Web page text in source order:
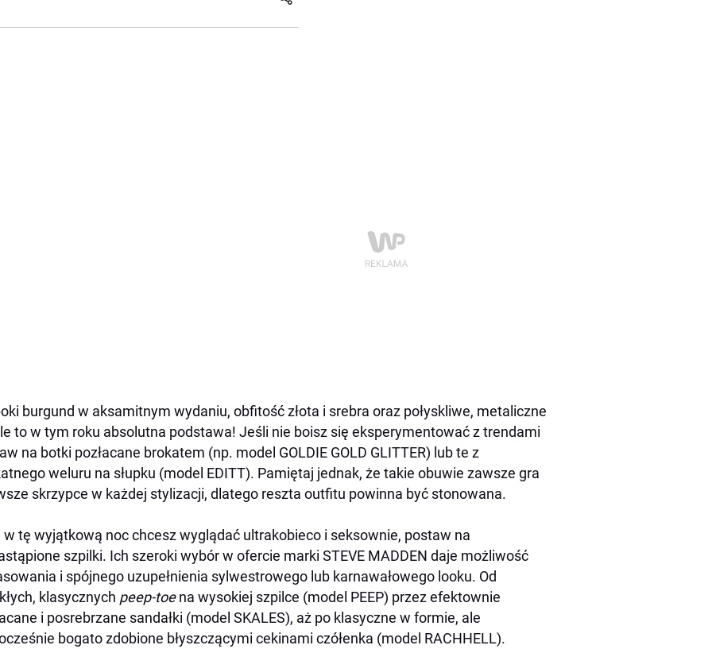
burgund w aksamitnym wydaniu, obfitość złota i srebra oraz połyskliwe, metaliczne
to w tym roku absolutna podstawa! Jeśli nie boisz się eksperymentować z trendami
na botki pozłacane brokatem (np. model GOLDIE GOLD GLITTER) lub te z
weluru na słupku (model EDITT). Pamiętaj jednak, że takie obuwie zawsze gra
skrzypce w każdej stylizacji, dlatego reszta outfitu powinna być stonowana.
w tę wyjątkową noc chcesz wyglądać ultrakobieco i seksownie, postaw na
szpilki. Ich szeroki wybór w ofercie marki STEVE MADDEN daje możliwość
i spójnego uzupełnienia sylwestrowego lub karnawałowego looku. Od
klasycznych peep-toena wysokiej szpilce (model PEEP) przez efektownie
i posrebrzane sandałki (model SKALES), aż po klasyczne w formie, ale
bogato zdobione błyszczącymi cekinami czółenka (model RACHHELL).